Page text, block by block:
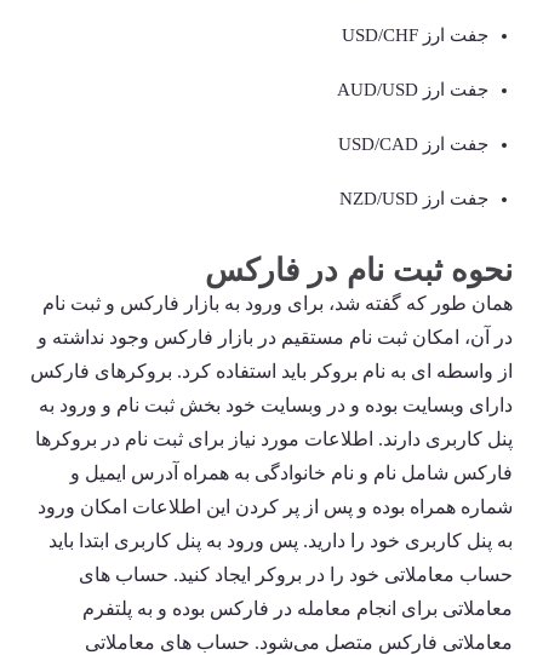
جفت ارز USD/CHF
جفت ارز AUD/USD
جفت ارز USD/CAD
جفت ارز NZD/USD
نحوه ثبت نام در فارکس
همان طور که گفته شد، برای ورود به بازار فارکس و ثبت نام
در آن، امکان ثبت نام مستقیم در بازار فارکس وجود نداشته و
از واسطه ای به نام بروکر باید استفاده کرد. بروکرهای فارکس
دارای وبسایت بوده و در وبسایت خود بخش ثبت نام و ورود به
پنل کاربری دارند. اطلاعات مورد نیاز برای ثبت نام در بروکرها
فارکس شامل نام و نام خانوادگی به همراه آدرس ایمیل و
شماره همراه بوده و پس از پر کردن این اطلاعات امکان ورود
به پنل کاربری خود را دارید. پس ورود به پنل کاربری ابتدا باید
حساب معاملاتی خود را در بروکر ایجاد کنید. حساب های
معاملاتی برای انجام معامله در فارکس بوده و به پلتفرم
معاملاتی فارکس متصل می‌شود. حساب های معاملاتی